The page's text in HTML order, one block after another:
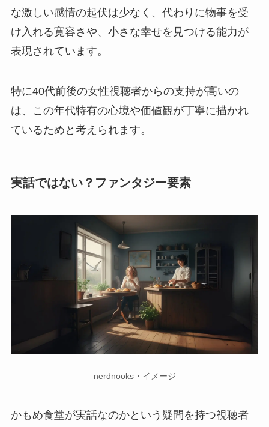
な激しい感情の起伏は少なく、代わりに物事を受
け入れる寛容さや、小さな幸せを見つける能力が
表現されています。
特に40代前後の女性視聴者からの支持が高いの
は、この年代特有の心境や価値観が丁寧に描かれ
ているためと考えられます。
実話ではない？ファンタジー要素
nerdnooks・イメージ
かもめ食堂が実話なのかという疑問を持つ視聴者